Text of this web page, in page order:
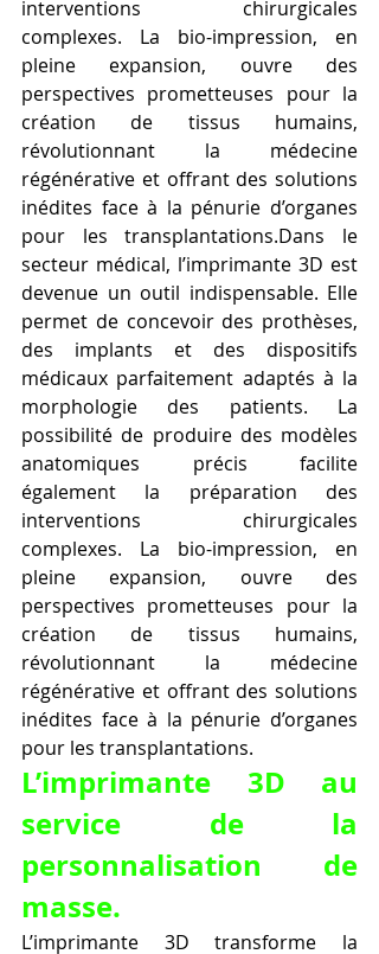
interventions chirurgicales
complexes. La bio-impression, en
pleine expansion, ouvre des
perspectives prometteuses pour la
création de tissus humains,
révolutionnant la médecine
régénérative et offrant des solutions
inédites face à la pénurie d’organes
pour les transplantations.Dans le
secteur médical, l’imprimante 3D est
devenue un outil indispensable. Elle
permet de concevoir des prothèses,
des implants et des dispositifs
médicaux parfaitement adaptés à la
morphologie des patients. La
possibilité de produire des modèles
anatomiques précis facilite
également la préparation des
interventions chirurgicales
complexes. La bio-impression, en
pleine expansion, ouvre des
perspectives prometteuses pour la
création de tissus humains,
révolutionnant la médecine
régénérative et offrant des solutions
inédites face à la pénurie d’organes
pour les transplantations.
L’imprimante 3D au
service de la
personnalisation de
masse.
L’imprimante 3D transforme la